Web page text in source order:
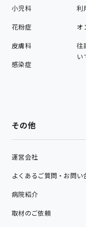
小児科
花粉症
皮膚科
感染症
利
オ
往
い
その他
運営会社
よくあるご質問・お問い
病院紹介
取材のご依頼